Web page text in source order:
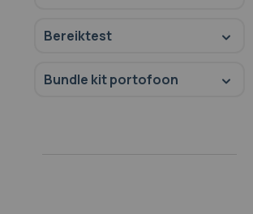
Bereiktest
Bundle kit portofoon